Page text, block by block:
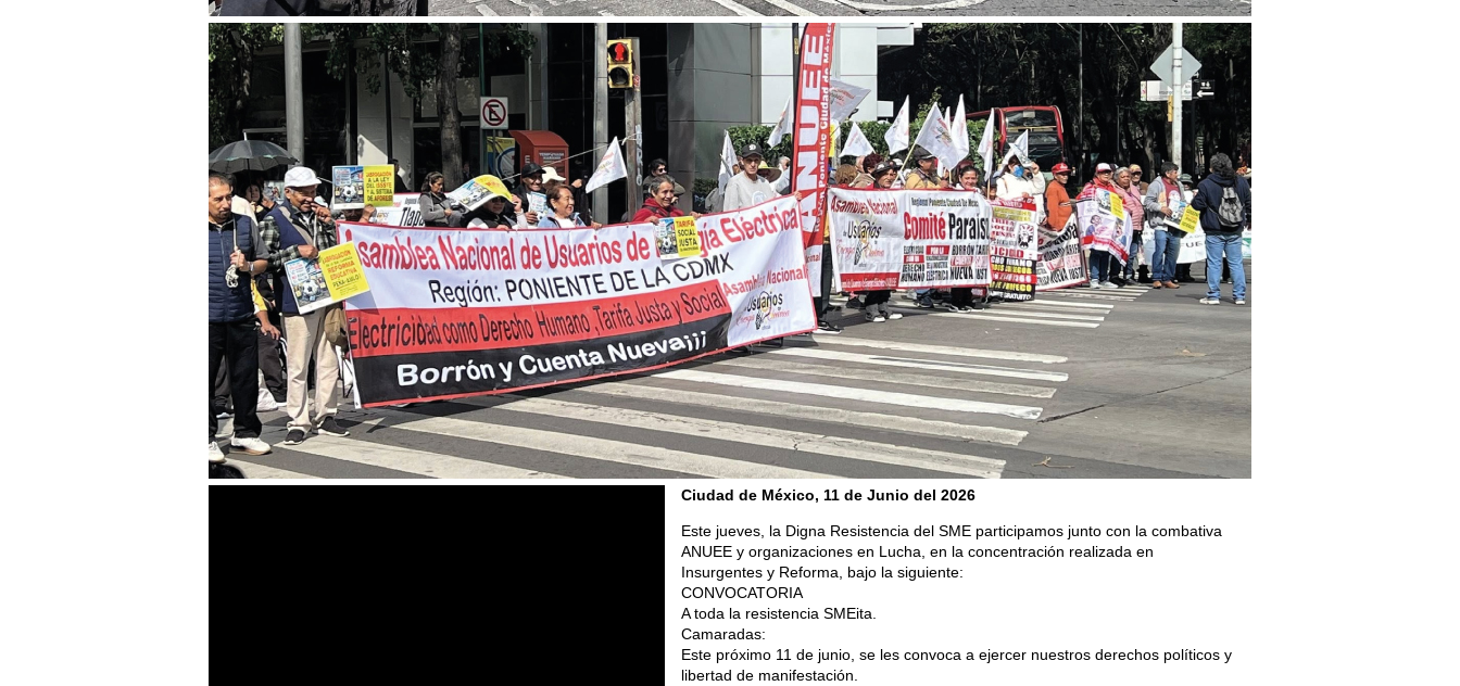
Ciudad de México, 11 de Junio del 2026
Este jueves, la Digna Resistencia del SME participamos junto con la combativa
ANUEE y organizaciones en Lucha, en la concentración realizada en
Insurgentes y Reforma, bajo la siguiente:
CONVOCATORIA
A toda la resistencia SMEita.
Camaradas:
Este próximo 11 de junio, se les convoca a ejercer nuestros derechos políticos y
libertad de manifestación.